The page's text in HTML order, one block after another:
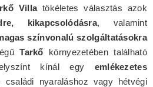
Villatökéletes választás azok
kikapcsolódásra, valamint
színvonalú szolgáltatásokra
Tarkő környezetében található
kínál egy emlékezetes
családi nyaraláshoz vagy hétvégi